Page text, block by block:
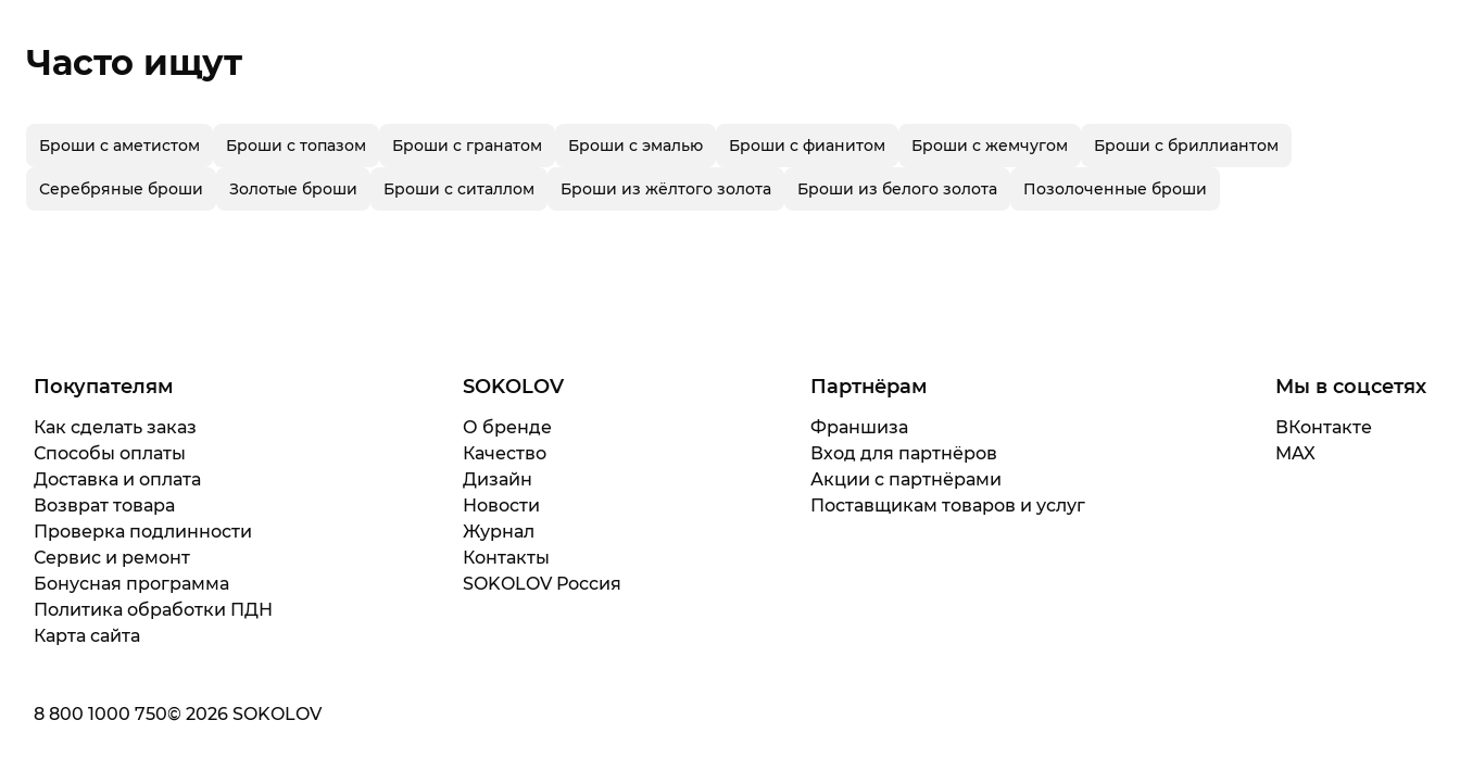
Часто ищут
Броши с аметистом Броши с топазом Броши с гранатом Броши с эмалью Броши с фианитом Броши с жемчугом Броши с бриллиантом
Серебряные броши Золотые броши Броши с ситаллом Броши из жёлтого золота Броши из белого золота Позолоченные броши
Покупателям
Как сделать заказ
Способы оплаты
Доставка и оплата
Возврат товара
Проверка подлинности
Сервис и ремонт
Бонусная программа
Политика обработки ПДН
Карта сайта
SOKOLOV
О бренде
Качество
Дизайн
Новости
Журнал
Контакты
SOKOLOV Россия
Партнёрам
Франшиза
Вход для партнёров
Акции с партнёрами
Поставщикам товаров и услуг
Мы в соцсетях
ВКонтакте
MAX
8 800 1000 750© 2026 SOKOLOV